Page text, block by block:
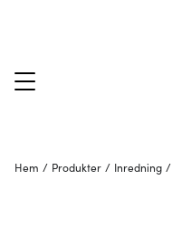
Hem / Produkter / Inredning /